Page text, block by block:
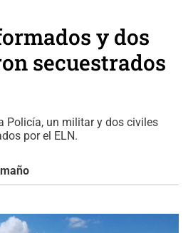
y dos
secuestrados
Policía, un militar y dos civiles
por el ELN.